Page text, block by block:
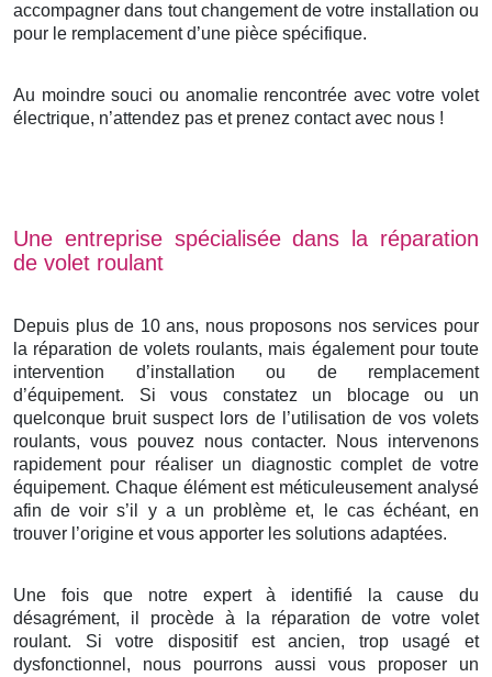
accompagner dans tout changement de votre installation ou
pour le remplacement d’une pièce spécifique.
Au moindre souci ou anomalie rencontrée avec votre volet
électrique, n’attendez pas et prenez contact avec nous !
Une entreprise spécialisée dans la réparation
de volet roulant
Depuis plus de 10 ans, nous proposons nos services pour
la réparation de volets roulants, mais également pour toute
intervention d’installation ou de remplacement
d’équipement. Si vous constatez un blocage ou un
quelconque bruit suspect lors de l’utilisation de vos volets
roulants, vous pouvez nous contacter. Nous intervenons
rapidement pour réaliser un diagnostic complet de votre
équipement. Chaque élément est méticuleusement analysé
afin de voir s’il y a un problème et, le cas échéant, en
trouver l’origine et vous apporter les solutions adaptées.
Une fois que notre expert à identifié la cause du
désagrément, il procède à la réparation de votre volet
roulant. Si votre dispositif est ancien, trop usagé et
dysfonctionnel, nous pourrons aussi vous proposer un